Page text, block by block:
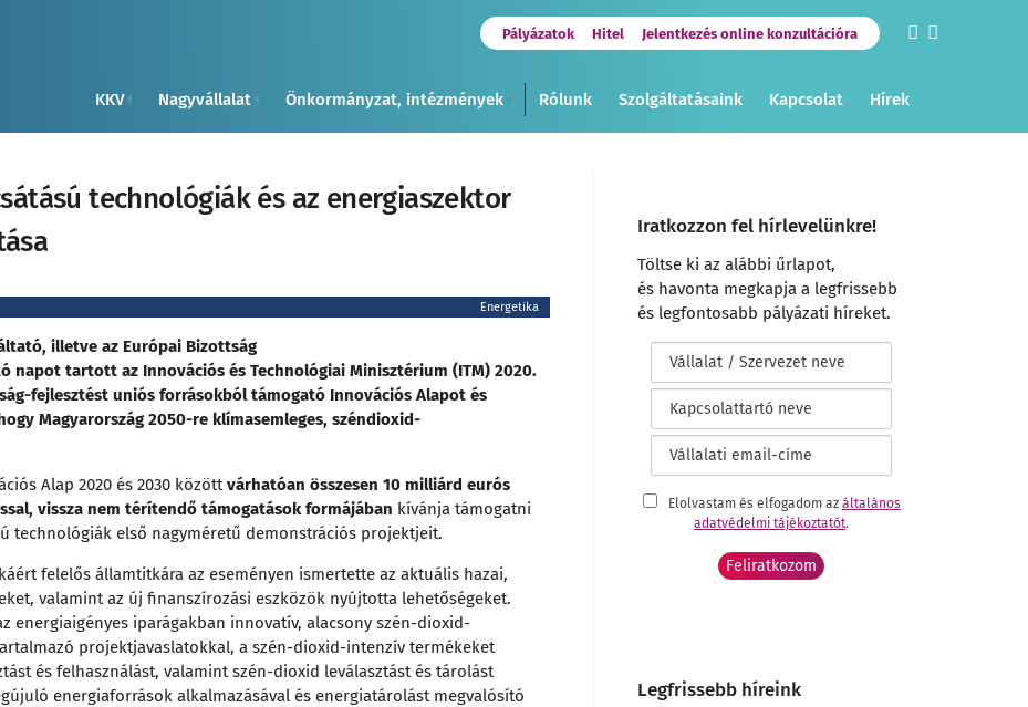
Pályázatok Hitel Jelentkezés online konzultációra
KKV Nagyvállalat Önkormányzat, intézmények Rólunk Szolgáltatásaink Kapcsolat Hírek
technológiák és az energiaszektor
Energetika
illetve az Európai Bizottság
napot tartott az Innovációs és Technológiai Minisztérium (ITM) 2020.
fejlesztést uniós forrásokból támogató Innovációs Alapot és
Magyarország 2050-re klímasemleges, széndioxid-
Alap 2020 és 2030 közöttvárhatóan összesen 10 milliárd eurós
vissza nem térítendő támogatások formájában kívánja támogatni
technológiák első nagyméretű demonstrációs projektjeit.
felelős államtitkára az eseményen ismertette az aktuális hazai,
valamint az új finanszírozási eszközök nyújtotta lehetőségeket.
energiaigényes iparágakban innovatív, alacsony szén-dioxid-
projektjavaslatokkal, a szén-dioxid-intenzív termékeket
és felhasználást, valamint szén-dioxid leválasztást és tárolást
energiaforrások alkalmazásával és energiatárolást megvalósító
Iratkozzon fel hírlevelünkre!
Töltse ki az alábbi űrlapot,
és havonta megkapja a legfrissebb
és legfontosabb pályázati híreket.
Elolvastam és elfogadom az általános
adatvédelmi tájékoztatót.
Legfrissebb híreink